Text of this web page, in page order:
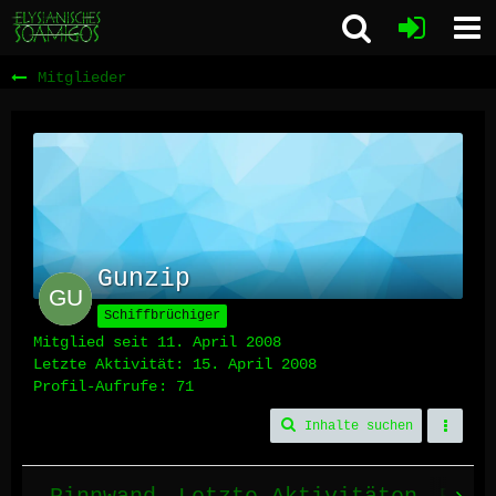
Mitglieder
Gunzip
Schiffbrüchiger
Mitglied seit 11. April 2008
Letzte Aktivität: 15. April 2008
Profil-Aufrufe
71
Inhalte suchen